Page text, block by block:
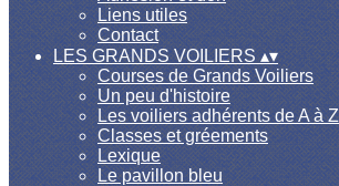
Liens utiles
Contact
LES GRANDS VOILIERS▴▾
Courses de Grands Voiliers
Un peu d'histoire
Les voiliers adhérents de A à Z
Classes et gréements
Lexique
Le pavillon bleu